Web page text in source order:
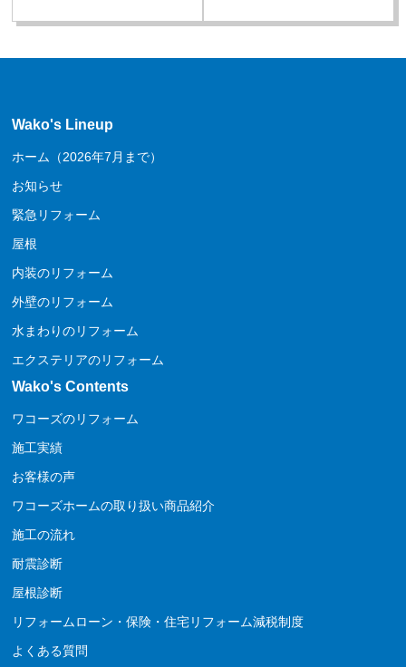
Wako's Lineup
ホーム（2026年7月まで）
お知らせ
緊急リフォーム
屋根
内装のリフォーム
外壁のリフォーム
水まわりのリフォーム
エクステリアのリフォーム
Wako's Contents
ワコーズのリフォーム
施工実績
お客様の声
ワコーズホームの取り扱い商品紹介
施工の流れ
耐震診断
屋根診断
リフォームローン・保険・住宅リフォーム減税制度
よくある質問